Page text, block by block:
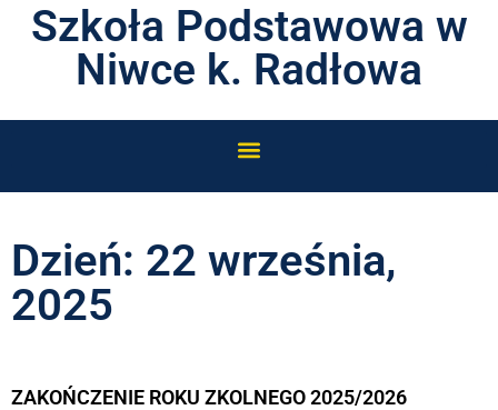
Szkoła Podstawowa w
Niwce k. Radłowa
Dzień: 22 września,
2025
ZAKOŃCZENIE ROKU ZKOLNEGO 2025/2026